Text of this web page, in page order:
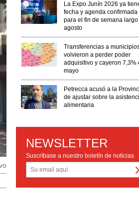
La Expo Junín 2026 ya
fecha y agenda confirmada
para el fin de semana largo
agosto
Transferencias a
volvieron a perder poder
adquisitivo y cayeron 7,3%
mayo
Petrecca acusó a la
de ajustar sobre la
alimentaria
NEWSLETTER
Suscríbase a nuestro boletín de noticias